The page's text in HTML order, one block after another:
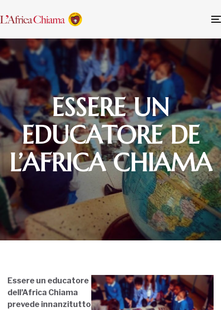
ESSERE UN
EDUCATORE DE
L’AFRICA CHIAMA
Essere un educatore
dell’Africa Chiama
prevede innanzitutto